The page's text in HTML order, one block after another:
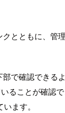
とともに、
で確認できるよ
ることが確認で
ます。